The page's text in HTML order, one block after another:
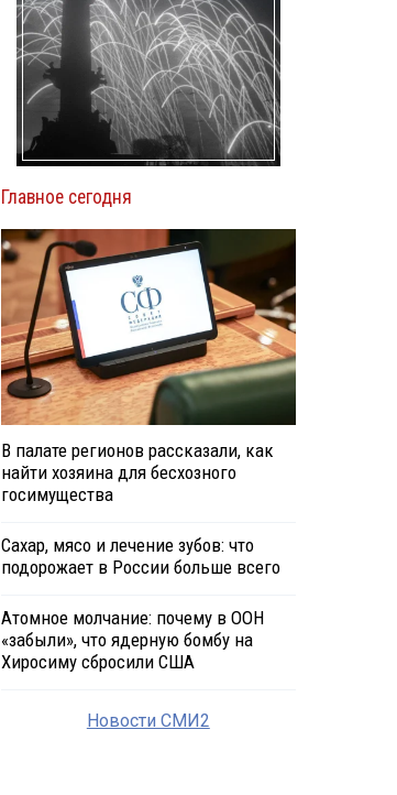
Главное сегодня
В палате регионов рассказали, как
найти хозяина для бесхозного
госимущества
Сахар, мясо и лечение зубов: что
подорожает в России больше всего
Атомное молчание: почему в ООН
«забыли», что ядерную бомбу на
Хиросиму сбросили США
Новости СМИ2